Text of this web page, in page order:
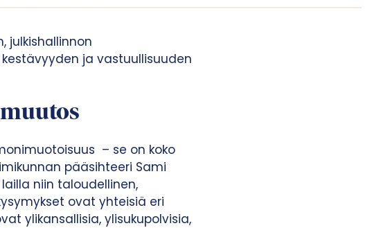
julkishallinnon
ja vastuullisuuden
– se on koko
pääsihteeri Sami
niin taloudellinen,
ovat yhteisiä eri
ylikansallisia, ylisukupolvisia,